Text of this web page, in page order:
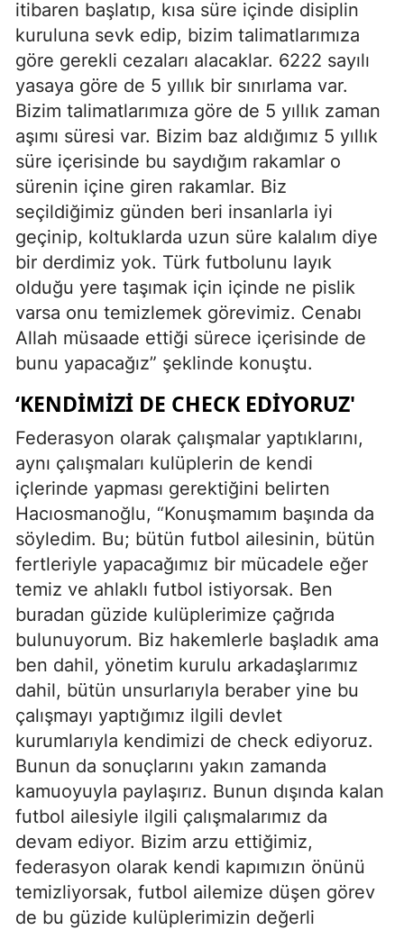
itibaren başlatıp, kısa süre içinde disiplin
kuruluna sevk edip, bizim talimatlarımıza
göre gerekli cezaları alacaklar. 6222 sayılı
yasaya göre de 5 yıllık bir sınırlama var.
Bizim talimatlarımıza göre de 5 yıllık zaman
aşımı süresi var. Bizim baz aldığımız 5 yıllık
süre içerisinde bu saydığım rakamlar o
sürenin içine giren rakamlar. Biz
seçildiğimiz günden beri insanlarla iyi
geçinip, koltuklarda uzun süre kalalım diye
bir derdimiz yok. Türk futbolunu layık
olduğu yere taşımak için içinde ne pislik
varsa onu temizlemek görevimiz. Cenabı
Allah müsaade ettiği sürece içerisinde de
bunu yapacağız” şeklinde konuştu.
‘KENDİMİZİ DE CHECK EDİYORUZ'
Federasyon olarak çalışmalar yaptıklarını,
aynı çalışmaları kulüplerin de kendi
içlerinde yapması gerektiğini belirten
Hacıosmanoğlu, “Konuşmamım başında da
söyledim. Bu; bütün futbol ailesinin, bütün
fertleriyle yapacağımız bir mücadele eğer
temiz ve ahlaklı futbol istiyorsak. Ben
buradan güzide kulüplerimize çağrıda
bulunuyorum. Biz hakemlerle başladık ama
ben dahil, yönetim kurulu arkadaşlarımız
dahil, bütün unsurlarıyla beraber yine bu
çalışmayı yaptığımız ilgili devlet
kurumlarıyla kendimizi de check ediyoruz.
Bunun da sonuçlarını yakın zamanda
kamuoyuyla paylaşırız. Bunun dışında kalan
futbol ailesiyle ilgili çalışmalarımız da
devam ediyor. Bizim arzu ettiğimiz,
federasyon olarak kendi kapımızın önünü
temizliyorsak, futbol ailemize düşen görev
de bu güzide kulüplerimizin değerli